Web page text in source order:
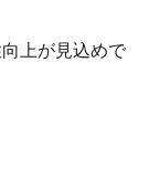
上が見込めで